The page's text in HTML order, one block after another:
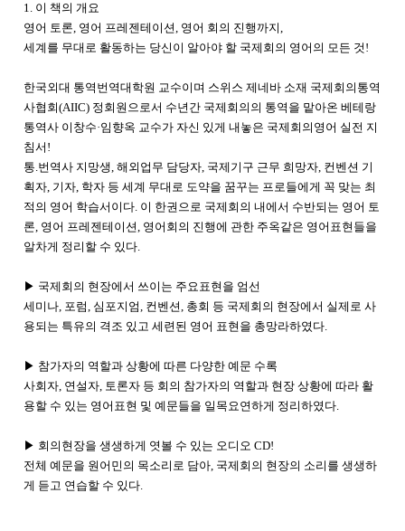
1. 이 책의 개요
영어 토론, 영어 프레젠테이션, 영어 회의 진행까지,
세계를 무대로 활동하는 당신이 알아야 할 국제회의 영어의 모든 것!
한국외대 통역번역대학원 교수이며 스위스 제네바 소재 국제회의통역
사협회(AIIC) 정회원으로서 수년간 국제회의의 통역을 맡아온 베테랑
통역사 이창수·임향옥 교수가 자신 있게 내놓은 국제회의영어 실전 지
침서!
통.번역사 지망생, 해외업무 담당자, 국제기구 근무 희망자, 컨벤션 기
획자, 기자, 학자 등 세계 무대로 도약을 꿈꾸는 프로들에게 꼭 맞는 최
적의 영어 학습서이다. 이 한권으로 국제회의 내에서 수반되는 영어 토
론, 영어 프레젠테이션, 영어회의 진행에 관한 주옥같은 영어표현들을
알차게 정리할 수 있다.
▶ 국제회의 현장에서 쓰이는 주요표현을 엄선
세미나, 포럼, 심포지엄, 컨벤션, 총회 등 국제회의 현장에서 실제로 사
용되는 특유의 격조 있고 세련된 영어 표현을 총망라하였다.
▶ 참가자의 역할과 상황에 따른 다양한 예문 수록
사회자, 연설자, 토론자 등 회의 참가자의 역할과 현장 상황에 따라 활
용할 수 있는 영어표현 및 예문들을 일목요연하게 정리하였다.
▶ 회의현장을 생생하게 엿볼 수 있는 오디오 CD!
전체 예문을 원어민의 목소리로 담아, 국제회의 현장의 소리를 생생하
게 듣고 연습할 수 있다.